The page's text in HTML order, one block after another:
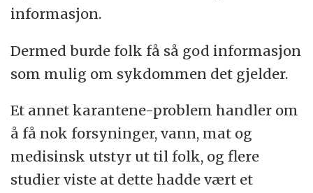
informasjon.
Dermed burde folk få så god informasjon
som mulig om sykdommen det gjelder.
Et annet karantene-problem handler om
å få nok forsyninger, vann, mat og
medisinsk utstyr ut til folk, og flere
studier viste at dette hadde vært et